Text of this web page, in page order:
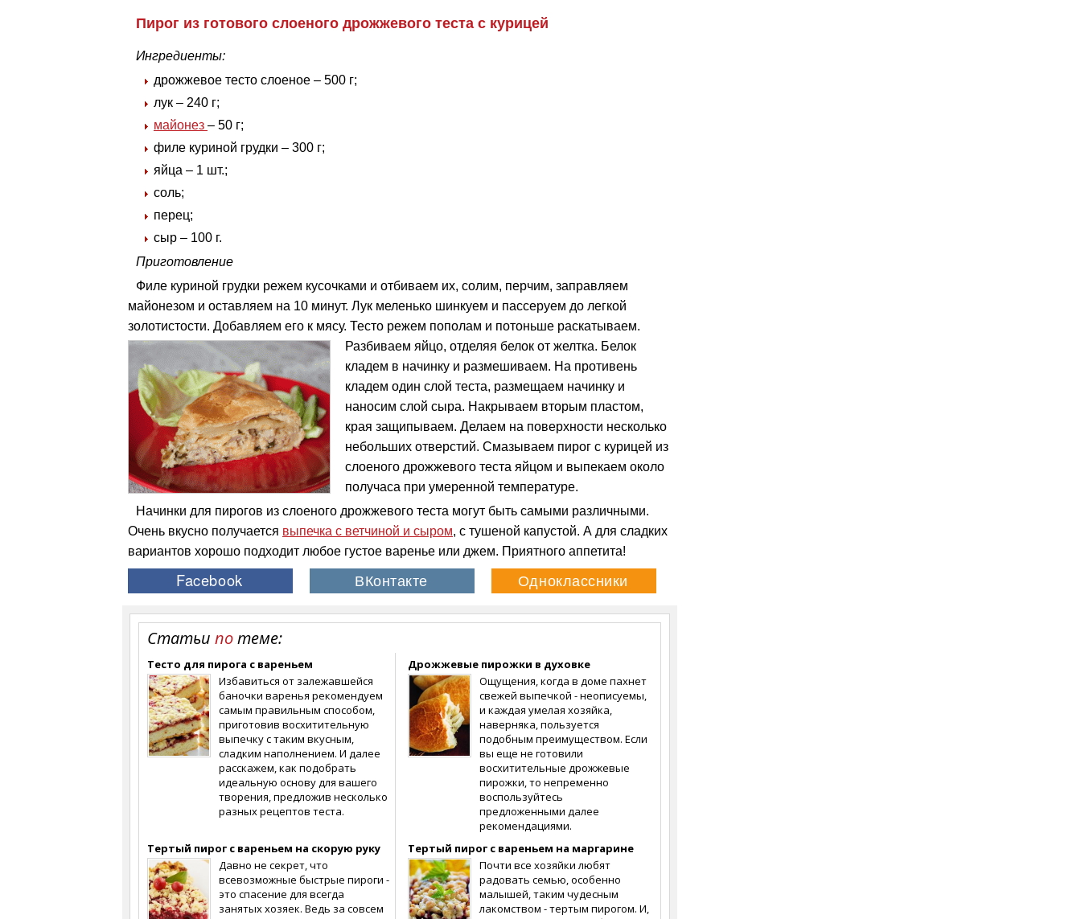
Пирог из готового слоеного дрожжевого теста с курицей
Ингредиенты:
дрожжевое тесто слоеное – 500 г;
лук – 240 г;
майонез – 50 г;
филе куриной грудки – 300 г;
яйца – 1 шт.;
соль;
перец;
сыр – 100 г.
Приготовление
Филе куриной грудки режем кусочками и отбиваем их, солим, перчим, заправляем
майонезом и оставляем на 10 минут. Лук меленько шинкуем и пассеруем до легкой
золотистости. Добавляем его к мясу. Тесто режем пополам и потоньше раскатываем.
Разбиваем яйцо, отделяя белок от желтка. Белок
кладем в начинку и размешиваем. На противень
кладем один слой теста, размещаем начинку и
наносим слой сыра. Накрываем вторым пластом,
края защипываем. Делаем на поверхности несколько
небольших отверстий. Смазываем пирог с курицей из
слоеного дрожжевого теста яйцом и выпекаем около
получаса при умеренной температуре.
Начинки для пирогов из слоеного дрожжевого теста могут быть самыми различными.
Очень вкусно получается выпечка с ветчиной и сыром, с тушеной капустой. А для сладких
вариантов хорошо подходит любое густое варенье или джем. Приятного аппетита!
Статьи потеме:
Тесто для пирога с вареньем
Избавиться от залежавшейся
баночки варенья рекомендуем
самым правильным способом,
приготовив восхитительную
выпечку с таким вкусным,
сладким наполнением. И далее
расскажем, как подобрать
идеальную основу для вашего
творения, предложив несколько
разных рецептов теста.
Дрожжевые пирожки в духовке
Ощущения, когда в доме пахнет
свежей выпечкой - неописуемы,
и каждая умелая хозяйка,
наверняка, пользуется
подобным преимуществом. Если
вы еще не готовили
восхитительные дрожжевые
пирожки, то непременно
воспользуйтесь
предложенными далее
рекомендациями.
Тертый пирог с вареньем на скорую руку
Давно не секрет, что
всевозможные быстрые пироги -
это спасение для всегда
занятых хозяек. Ведь за совсем
Тертый пирог с вареньем на маргарине
Почти все хозяйки любят
радовать семью, особенно
малышей, таким чудесным
лакомством - тертым пирогом. И,